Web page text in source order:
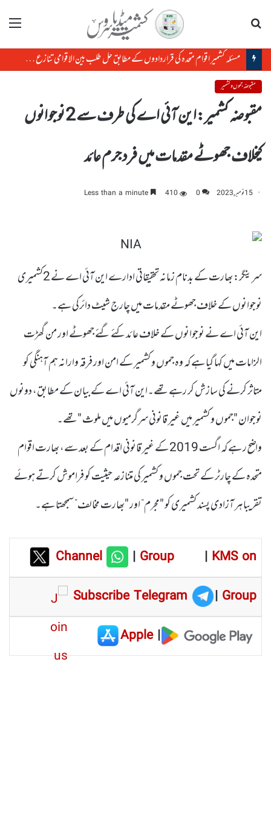
مینو
مسئلہ کشمیر اقوام متحدہ کی قراردادوں کے مطابق حل طلب بین الاقوامی تنازع ہے، حافظ حفیظ الرحمن
مقبوضہ جموں و کشمیر
مقبوضہ کشمیر:این آئی اے کی طرف سے 2 نوجوانوں
کیخلاف جھوٹے مقدمات میں فرد جرم عائد
15 نومبر, 2023 0
410
سرینگر: بھارت کے بدنام زمانہ تحقیقاتی ادارے این آئی اے نے 2کشمیری
نوجوانوں کے خلاف جھوٹے مقدمات میں چارج شیٹ دائرکی ہے۔
این آئی اے نے نوجوانوں کے خلاف عائدکئے گئے جھوٹے اور من گھڑت
الزامات میں کہا گیا ہے کہ وہ جموں و کشمیر کے امن اور فرقہ وارانہ ہم آہنگی کو
متاثر کرنے کی سازش کر رہے تھے۔این آئی اے کے بیان کے مطابق، دونوں
نوجوان "جموں و کشمیر میں غیر قانونی سرگرمیوں میں ملوث "تھے۔
واضح ر ہے کہ اگست 2019 کے غیر قانونی اقدام کے بعد سے، بھارت اقوام
متحدہ کے چارٹر کے تحت جموں و کشمیر کی متنازعہ حیثیت کو فراموش کرتے ہوئے
تقریبا ہر آزادی پسند کشمیری کو "مجرم” اور "بھارت مخالف” سمجھتا ہے۔
Channel |Group | KMS on
Subscribe Telegram
| Group
|
Apple